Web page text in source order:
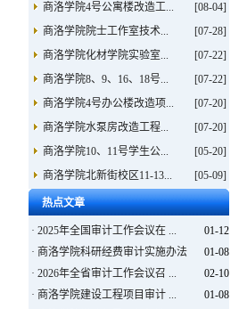
商洛学院4号公寓楼改造工...
[08-04]
商洛学院院士工作室技术...
[07-28]
商洛学院化材学院实验室...
[07-22]
商洛学院8、9、16、18号...
[07-22]
商洛学院4号办公楼改造项...
[07-20]
商洛学院水泵房改造工程...
[07-20]
商洛学院10、11号学生公...
[05-20]
商洛学院北新街校区11-13...
[05-09]
热点文章
· 2025年全国审计工作会议在 ...
01-12
· 商洛学院科研经费审计实施办法
01-08
· 2026年全省审计工作会议召 ...
02-10
· 商洛学院建设工程项目审计 ...
01-08